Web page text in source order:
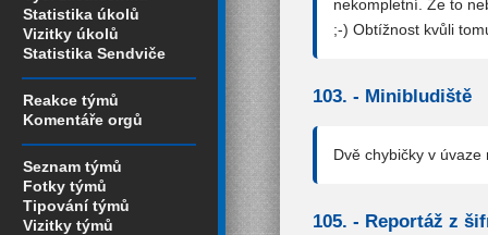
Statistika úkolů
Vizitky úkolů
Statistika Sendviče
Reakce týmů
Komentáře orgů
Seznam týmů
Fotky týmů
Tipování týmů
Vizitky týmů
nekompletní. Že to
;-) Obtížnost kvůli
103. - Minibludiště
Dvě chybičky v
105. - Reportáž z